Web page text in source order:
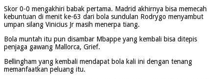
Skor 0-0 mengakhiri babak pertama. Madrid akhirnya bisa memecah
kebuntuan di menit ke-63 dari bola sundulan Rodrygo menyambut
umpan silang Vinicius Jr masih menerpa tiang.
Bola muntah itu pun disambar Mbappe yang kembali bisa ditepis
penjaga gawang Mallorca, Grief.
Bellingham yang kembali mendapat bola kali ini dengan tenang
memanfaatkan peluang itu.